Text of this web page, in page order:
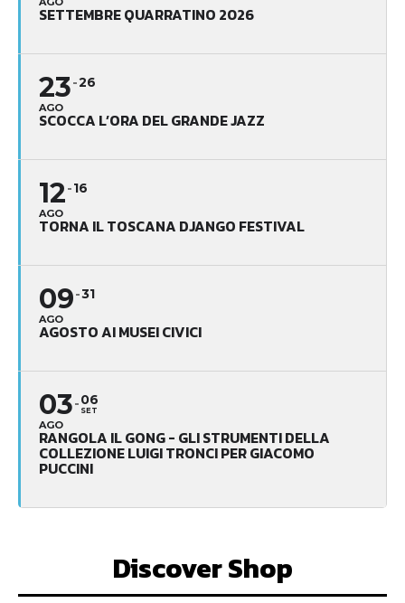
SETTEMBRE QUARRATINO 2026
23
AGO
26
SCOCCA L’ORA DEL GRANDE JAZZ
12
AGO
16
TORNA IL TOSCANA DJANGO FESTIVAL
09
AGO
31
AGOSTO AI MUSEI CIVICI
03
AGO
06
SET
RANGOLA IL GONG - GLI STRUMENTI DELLA
COLLEZIONE LUIGI TRONCI PER GIACOMO
PUCCINI
Discover Shop